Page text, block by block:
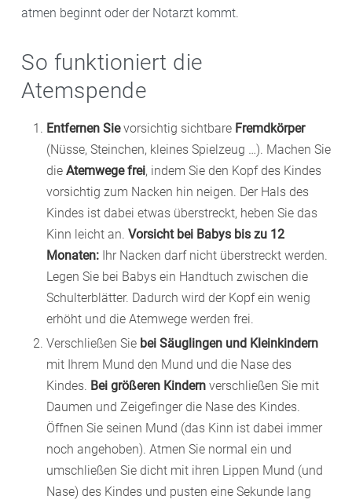
atmen beginnt oder der Notarzt kommt.
So funktioniert die
Atemspende
Entfernen Sievorsichtig sichtbare Fremdkörper
(Nüsse, Steinchen, kleines Spielzeug …). Machen Sie
die Atemwege frei, indem Sie den Kopf des Kindes
vorsichtig zum Nacken hin neigen. Der Hals des
Kindes ist dabei etwas überstreckt, heben Sie das
Kinn leicht an. Vorsicht bei Babys bis zu 12
Monaten: Ihr Nacken darf nicht überstreckt werden.
Legen Sie bei Babys ein Handtuch zwischen die
Schulterblätter. Dadurch wird der Kopf ein wenig
erhöht und die Atemwege werden frei.
Verschließen Sie bei Säuglingen und Kleinkindern
mit Ihrem Mund den Mund und die Nase des
Kindes. Bei größeren Kindern verschließen Sie mit
Daumen und Zeigefinger die Nase des Kindes.
Öffnen Sie seinen Mund (das Kinn ist dabei immer
noch angehoben). Atmen Sie normal ein und
umschließen Sie dicht mit ihren Lippen Mund (und
Nase) des Kindes und pusten eine Sekunde lang